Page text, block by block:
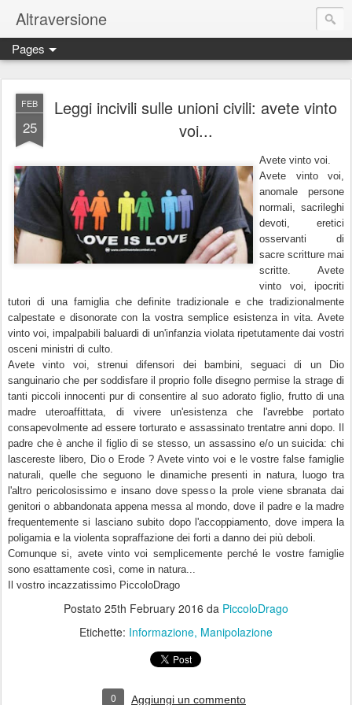
Altraversione
Pages
FEB
25
Leggi incivili sulle unioni civili: avete vinto
voi...
Avete vinto voi.
Avete vinto voi,
anomale persone
normali, sacrileghi
devoti, eretici
osservanti di
sacre scritture mai
scritte. Avete
vinto voi, ipocriti
tutori di una famiglia che definite tradizionale e che tradizionalmente
calpestate e disonorate con la vostra semplice esistenzain vita. Avete
vinto voi, impalpabili baluardi di un'infanzia violata ripetutamente dai vostri
osceni ministri di culto.
Avete vinto voi, strenui difensori dei bambini,seguaci di un Dio
sanguinario che per soddisfare il proprio folle disegno permise la strage di
tanti piccoli innocenti pur di consentire al suo adorato figlio, frutto di una
madre uteroaffittata, di vivere un'esistenza che l'avrebbe portato
consapevolmente ad essere torturato e assassinato trentatre anni dopo. Il
padre che è anche il figlio di se stesso, un assassino e/o un suicida: c hi
lascereste libero, Dio o Erode ? Avete vinto voi e le vostrefalsefamiglie
naturali, quelle che seguono le dinamiche presenti in natura, luogo tra
l'altro pericolosissimo e insano dove spesso la prole viene sbranata dai
genitori o abbandonata appena messa al mondo, dove il padre e la madre
frequentemente si lasciano subito dopo l'accoppiamento, dove impera la
poligamia e la violenta sopraffazione dei forti a danno dei più deboli.
Comunque si, avete vinto voi semplicemente perché le vostre famiglie
sono esattamente così, come in natura...
Il vostro incazzatissimo PiccoloDrago
Postato 25th February 2016 da PiccoloDrago
Etichette: Informazione Manipolazione
0 Aggiungi un commento